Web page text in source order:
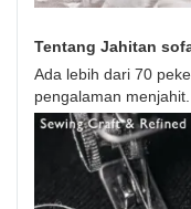
Tentang Jahitan
Ada lebih dari 70
pengalaman menjahit.